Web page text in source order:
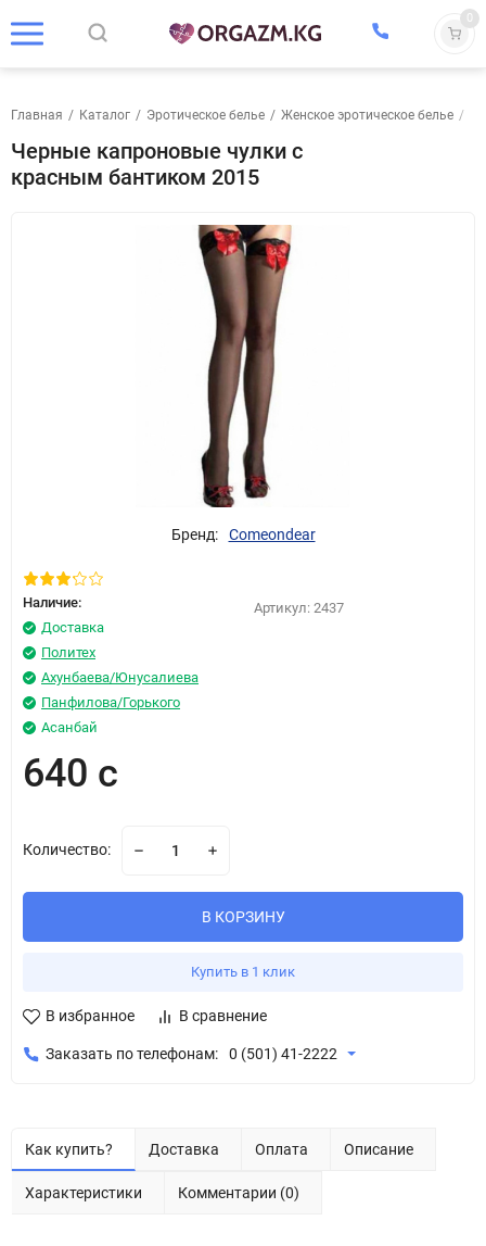
0
Главная / Каталог / Эротическое белье / Женское эротическое белье /
Черные капроновые чулки с
красным бантиком 2015
Бренд: Comeondear
Наличие:
Доставка
Политех
Ахунбаева/Юнусалиева
Панфилова/Горького
Асанбай
Артикул: 2437
640 с
Количество:
В КОРЗИНУ
Купить в 1 клик
В избранное В сравнение
Заказать по телефонам: 0 (501) 41-2222
Как купить? Доставка Оплата Описание
Характеристики Комментарии (0)